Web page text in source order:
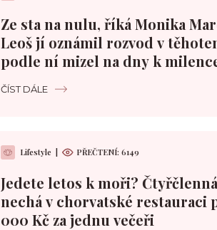
Ze sta na nulu, říká Monika
Leoš jí oznámil rozvod v
podle ní mizel na dny k
ČÍST DÁLE
Lifestyle PŘEČTENÍ: 6149
Jedete letos k moři?
nechá v chorvatské restauraci
000 Kč za jednu večeři